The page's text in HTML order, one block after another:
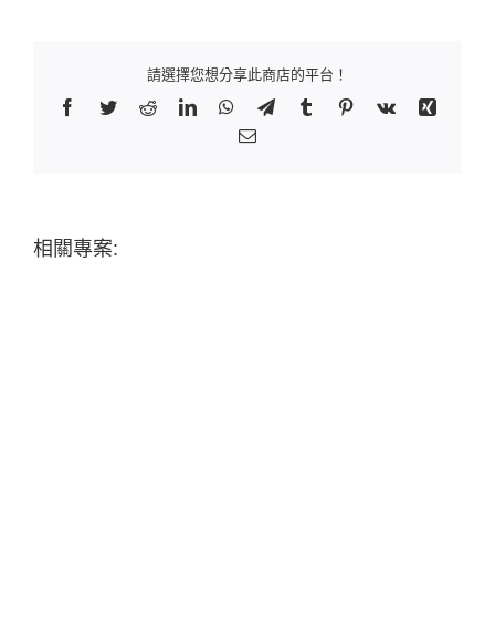
請選擇您想分享此商店的平台！
Facebook
TwitterRedditLinkedInWhatsApp
TelegramTumblr Pinterest
Vk
Xing
Email:
相關專案: